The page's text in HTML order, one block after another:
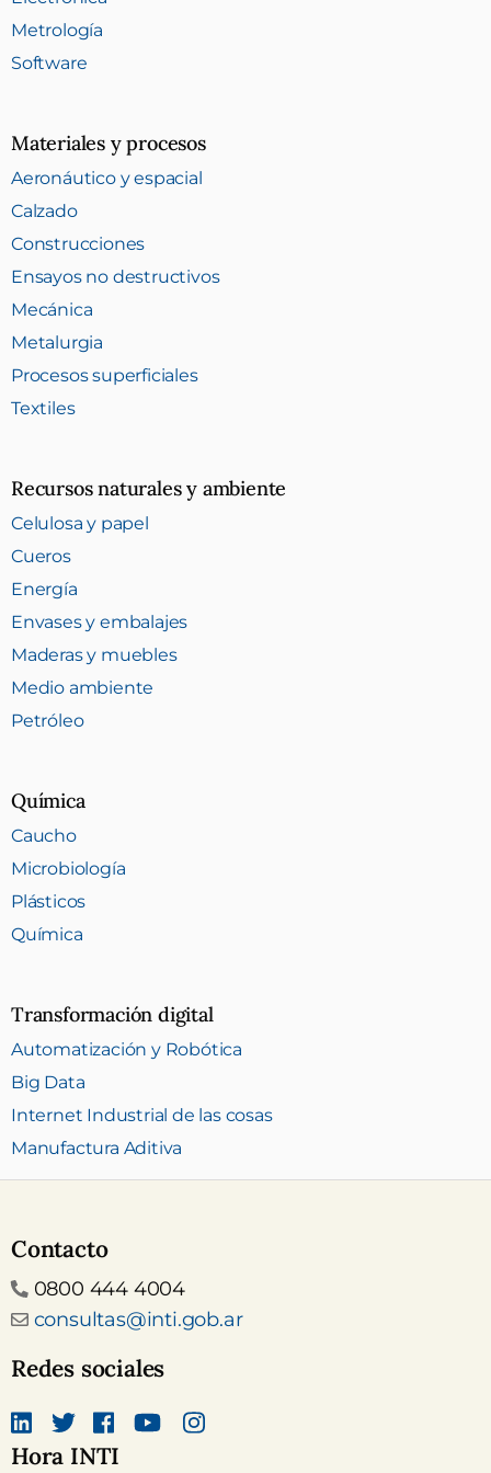
Metrología
Software
Materiales y procesos
Aeronáutico y espacial
Calzado
Construcciones
Ensayos no destructivos
Mecánica
Metalurgia
Procesos superficiales
Textiles
Recursos naturales y ambiente
Celulosa y papel
Cueros
Energía
Envases y embalajes
Maderas y muebles
Medio ambiente
Petróleo
Química
Caucho
Microbiología
Plásticos
Química
Transformación digital
Automatización y Robótica
Big Data
Internet Industrial de las cosas
Manufactura Aditiva
Contacto
Teléfono
0800 444 4004
Email
consultas@inti.gob.ar
Redes sociales
Linkedin
TwitterFacebook
Hora INTI